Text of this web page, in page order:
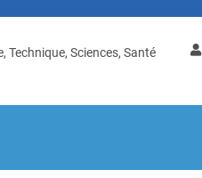
Technique, Sciences, Santé